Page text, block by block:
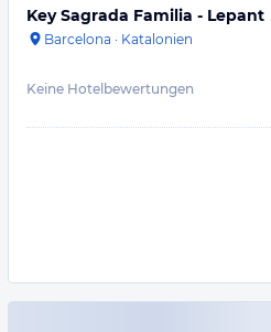
Key Sagrada Familia - Lepant
Barcelona · Katalonien
Keine Hotelbewertungen